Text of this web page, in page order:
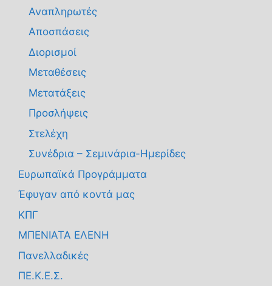
Αναπληρωτές
Αποσπάσεις
Διορισμοί
Μεταθέσεις
Μετατάξεις
Προσλήψεις
Στελέχη
Συνέδρια – Σεμινάρια-Ημερίδες
Ευρωπαϊκά Προγράμματα
Έφυγαν από κοντά μας
ΚΠΓ
ΜΠΕΝΙΑΤΑ ΕΛΕΝΗ
Πανελλαδικές
ΠΕ.Κ.Ε.Σ.